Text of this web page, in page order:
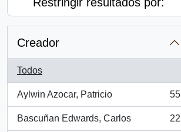
Creador
Todos
Aylwin Azocar, Patricio
, 55 resultados
55
Bascuñan Edwards, Carlos
, 22 resultados
22